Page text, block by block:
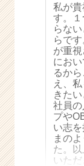
私が貴
す。
らな
らで
が重
にお
るか
え、
きた
社員
プや
い志
まの
た。
いただ